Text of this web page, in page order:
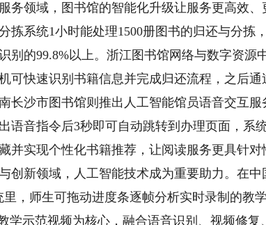
领域，图书馆的智能化升级让服务更高效、
拣系统1小时能处理1500册图书的归还与分拣
别的99.8%以上。浙江图书馆网络与数字资源
可快速识别书籍信息并完成归还流程，之后
长沙市图书馆则推出人工智能馆员语音交互
语音指令后3秒即可自动跳转到办理页面，系
并实现个性化书籍推荐，让阅读服务更具针对
新领域，人工智能技术成为重要助力。在中
里，师生可拖动进度条逐帧分析实时录制的教
学示范视频为核心，融合语音识别、视频修